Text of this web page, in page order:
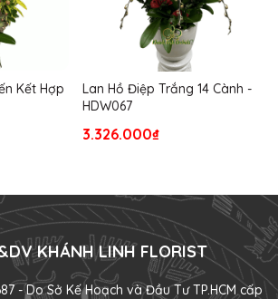
Kết Hợp
Lan Hồ Điệp Trắng 14 Cành -
HDW067
3.326.000₫
KHÁNH LINH FLORIST
- Do Sở Kế Hoạch và Đầu Tư TP.HCM cấp